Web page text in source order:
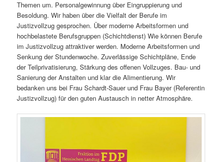
Themen um. Personalgewinnung über Eingruppierung und
Besoldung. Wir haben über die Vielfalt der Berufe im
Justizvollzug gesprochen. Über moderne Arbeitsformen und
hochbelastete Berufsgruppen (Schichtdienst) Wie können Berufe
im Justizvollzug attraktiver werden. Moderne Arbeitsformen und
Senkung der Stundenwoche. Zuverlässige Schichtpläne, Ende
der Teilprivatisierung, Stärkung des offenen Vollzuges. Bau- und
Sanierung der Anstalten und klar die Alimentierung. Wir
bedanken uns bei Frau Schardt-Sauer und Frau Bayer (Referentin
Justizvollzug) für den guten Austausch in netter Atmosphäre.